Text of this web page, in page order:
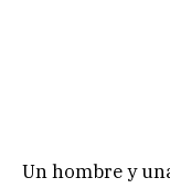
Un hombre y